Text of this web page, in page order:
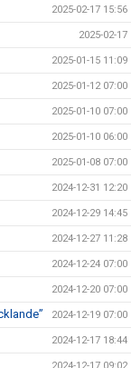
2025-02-17 15:56
2025-02-17
2025-01-15 11:09
2025-01-12 07:00
2025-01-10 07:00
2025-01-10 06:00
2025-01-08 07:00
2024-12-31 12:20
2024-12-29 14:45
2024-12-27 11:28
2024-12-24 07:00
2024-12-20 07:00
2024-12-19 07:00
2024-12-17 18:44
2024-12-17 09:02